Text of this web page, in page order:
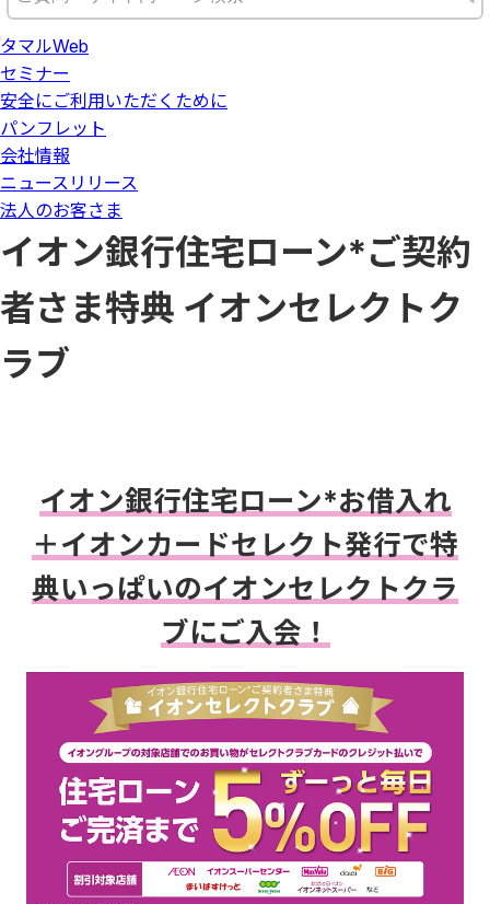
タマルWeb
セミナー
安全にご利用いただくために
パンフレット
会社情報
ニュースリリース
法人のお客さま
イオン銀行住宅ローン*ご契約
者さま特典 イオンセレクトク
ラブ
イオン銀行住宅ローン*お借入れ
＋イオンカードセレクト発行で特
典いっぱいのイオンセレクトクラ
ブにご入会！